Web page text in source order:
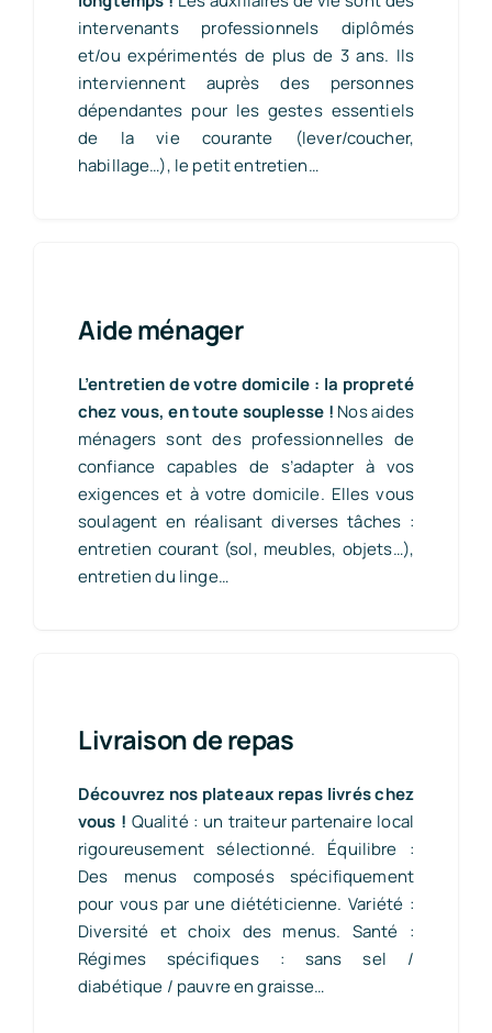
intervenants professionnels diplômés
et/ou expérimentés de plus de 3 ans. Ils
interviennent auprès des personnes
dépendantes pour les gestes essentiels
de la vie courante (lever/coucher,
habillage…), le petit entretien…
Aide ménager
L’entretien de votre domicile : la propreté
chez vous, en toute souplesse ! Nos aides
ménagers sont des professionnelles de
confiance capables de s’adapter à vos
exigences et à votre domicile. Elles vous
soulagent en réalisant diverses tâches :
entretien courant (sol, meubles, objets…),
entretien du linge…
Livraison de repas
Découvrez nos plateaux repas livrés chez
vous ! Qualité : un traiteur partenaire local
rigoureusement sélectionné. Équilibre :
Des menus composés spécifiquement
pour vous par une diététicienne. Variété :
Diversité et choix des menus. Santé :
Régimes spécifiques : sans sel /
diabétique / pauvre en graisse…